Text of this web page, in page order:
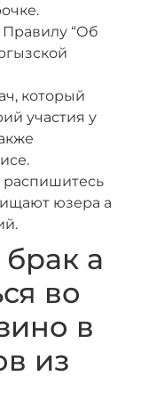
Правилу “Об
который
участия у
распишитесь
юзера а
а
во
в
из